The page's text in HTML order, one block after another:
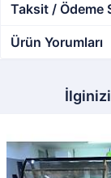
Taksit / Ödeme
Ürün Yorumları